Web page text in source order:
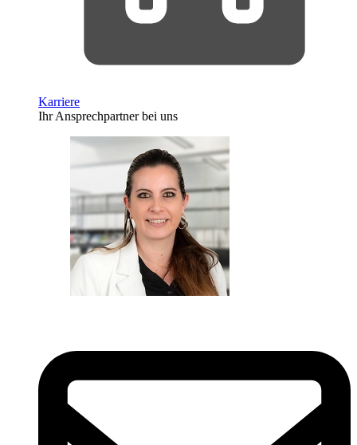
Karriere
Ihr Ansprechpartner bei uns